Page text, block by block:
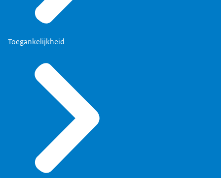
Toegankelijkheid